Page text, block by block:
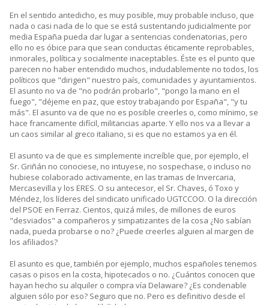
En el sentido antedicho, es muy posible, muy probable incluso, que
nada o casi nada de lo que se está sustentando judicialmente por
media España pueda dar lugar a sentencias condenatorias, pero
ello no es óbice para que sean conductas éticamente reprobables,
inmorales, política y socialmente inaceptables. Éste es el punto que
parecen no haber entendido muchos, indudablemente no todos, los
políticos que "dirigen" nuestro país, comunidades y ayuntamientos.
El asunto no va de "no podrán probarlo", "pongo la mano en el
fuego", "déjeme en paz, que estoy trabajando por España", "y tu
más". El asunto va de que no es posible creerles o, como mínimo, se
hace francamente difícil, militancias aparte. Y ello nos va a llevar a
un caos similar al greco italiano, si es que no estamos ya en él.
El asunto va de que es simplemente increíble que, por ejemplo, el
Sr. Griñán no conociese, no intuyese, no sospechase, o incluso no
hubiese colaborado activamente, en las tramas de Invercaria,
Mercasevilla y los ERES. O su antecesor, el Sr. Chaves, ó Toxo y
Méndez, los líderes del sindicato unificado UGTCCOO. O la dirección
del PSOE en Ferraz. Cientos, quizá miles, de millones de euros
"desviados" a compañeros y simpatizantes de la cosa ¿No sabían
nada, pueda probarse o no? ¿Puede creerles alguien al margen de
los afiliados?
El asunto es que, también por ejemplo, muchos españoles tenemos
casas o pisos en la costa, hipotecados o no. ¿Cuántos conocen que
hayan hecho su alquiler o compra vía Delaware? ¿Es condenable
alguien sólo por eso? Seguro que no. Pero es definitivo desde el